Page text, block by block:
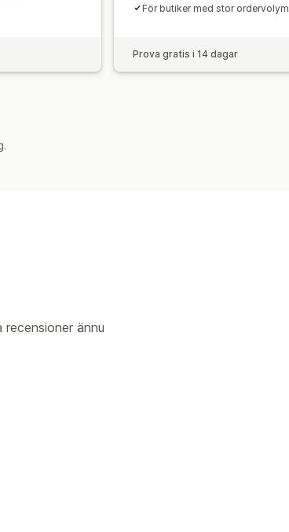
För butiker med stor ordervolym
Prova gratis i 14 dagar
recensioner ännu